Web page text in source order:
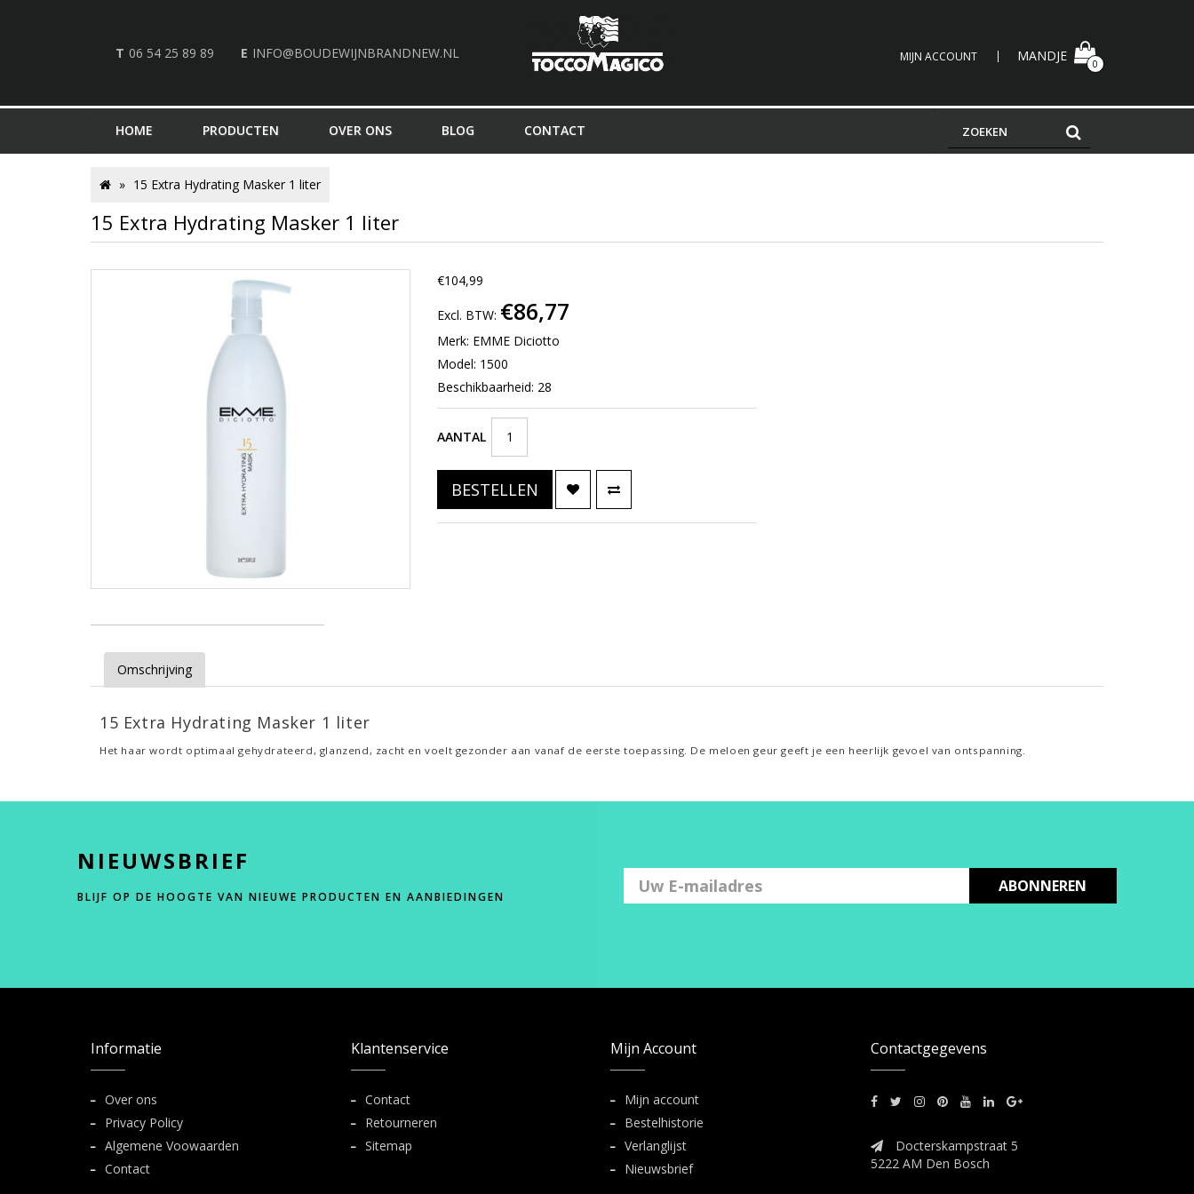
T 06 54 25 89 89 E INFO@BOUDEWIJNBRANDNEW.NL MIJN ACCOUNT MANDJE 0
HOME PRODUCTEN OVER ONS BLOG CONTACT
15 Extra Hydrating Masker 1 liter
15 Extra Hydrating Masker 1 liter
€104,99
Excl. BTW: €86,77
Merk: EMME Diciotto
Model: 1500
Beschikbaarheid: 28
AANTAL
BESTELLEN
Omschrijving
15 Extra Hydrating Masker 1 liter
Het haar wordt optimaal gehydrateerd, glanzend, zacht en voelt gezonder aan vanaf de eerste toepassing. De meloen geur geeft je een heerlijk gevoel van ontspanning.
NIEUWSBRIEF
BLIJF OP DE HOOGTE VAN NIEUWE PRODUCTEN EN AANBIEDINGEN
ABONNEREN
Informatie
Over ons
Privacy Policy
Algemene Voowaarden
Contact
Klantenservice
Contact
Retourneren
Sitemap
Mijn Account
Mijn account
Bestelhistorie
Verlanglijst
Nieuwsbrief
Contactgegevens
Docterskampstraat 5
5222 AM Den Bosch